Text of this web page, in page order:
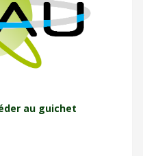
au guichet